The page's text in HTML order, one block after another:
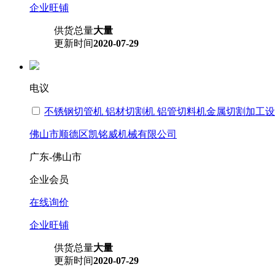
企业旺铺
供货总量大量
更新时间2020-07-29
电议
不锈钢切管机 铝材切割机 铝管切料机金属切割加工
佛山市顺德区凯铭威机械有限公司
广东-佛山市
企业会员
在线询价
企业旺铺
供货总量大量
更新时间2020-07-29